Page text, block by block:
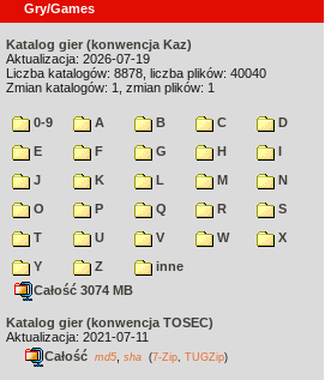
Gry/Games
Katalog gier (konwencja Kaz)
Aktualizacja: 2026-07-19
Liczba katalogów: 8878, liczba plików: 40040
Zmian katalogów: 1, zmian plików: 1
0-9 A B C
D
E
F G H
I
J
K L M
N
O
P Q R
S
T
U V W
X
Y
Z
inne
Całość 3074 MB
Katalog gier (konwencja TOSEC)
Aktualizacja: 2021-07-11
Całość md5 sha (7-Zip TUGZip)